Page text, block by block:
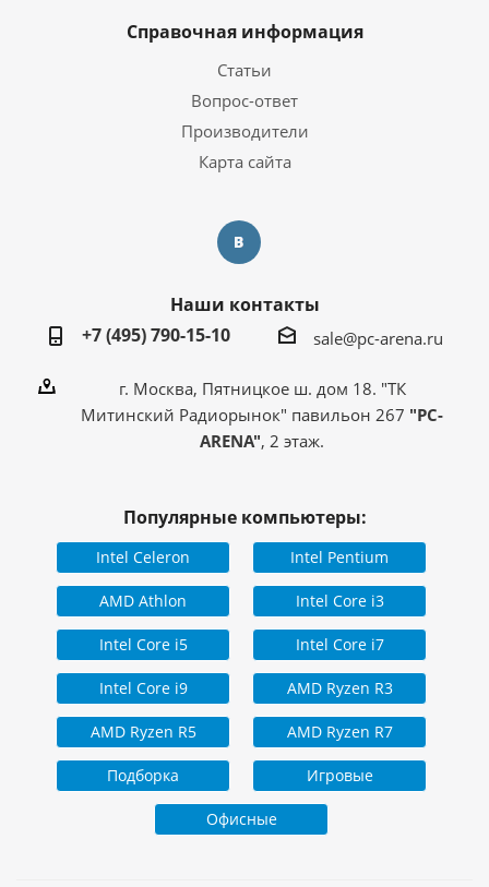
Операционная система Windows 10 Pro Trial
ZALMAN N5 MF
Информация о гарантии
Перейти на страницу с
информацией о
гарантии
Страна производитель
с использованием
комплектующих из
стран: Китай,
Индонезия, Малайзия,
Справочная информация
Статьи
Вопрос-ответ
Производители
Карта сайта
Наши контакты
+7 (495) 790-15-10
sale@pc-arena.ru
г. Москва, Пятницкое ш. дом 18. "ТК
Митинский Радиорынок" павильон 267 "PC-
ARENA", 2 этаж.
Популярные компьютеры:
Intel Celeron Intel Pentium
AMD Athlon Intel Core i3
Intel Core i5 Intel Core i7
Intel Core i9 AMD Ryzen R3
AMD Ryzen R5 AMD Ryzen R7
Подборка Игровые
Офисные